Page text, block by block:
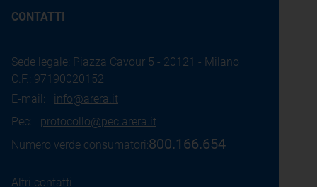
CONTATTI
Sede legale: Piazza Cavour 5 - 20121 - Milano
C.F.: 97190020152
E-mail: info@arera.it
Pec: protocollo@pec.arera.it
Numero verde consumatori:800.166.654
Altri contatti